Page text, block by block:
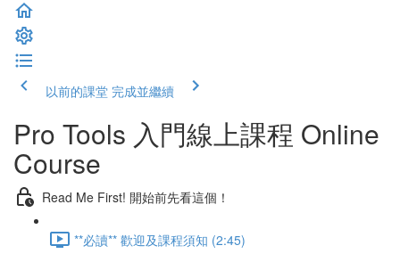
以前的課堂 完成並繼續
Pro Tools 入門線上課程 Online
Course
Read Me First! 開始前先看這個！
**必讀** 歡迎及課程須知 (2:45)